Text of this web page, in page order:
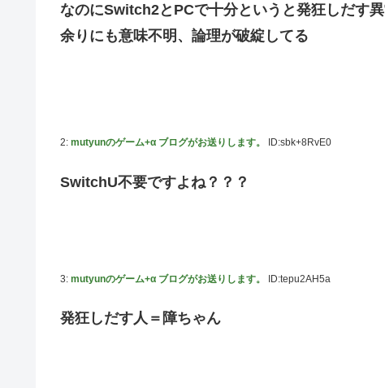
義務あり
内閣広報官「高市総理が避難所を３分しか視察しなかった
韓国人「本日チームをサヨナラ負けさせたイ・ジョンフの守
【のぎおび】乃木坂のマイナスイオン鈴木佑捺ちゃん 盛り
なのにSwitch2とPCで十分というと発狂しだす
余りにも意味不明、論理が破綻してる
2: mutyunのゲーム+α ブログがお送りします。 ID:sbk+8RvE0
SwitchU不要ですよね？？？
3: mutyunのゲーム+α ブログがお送りします。 ID:tepu2AH5a
発狂しだす人＝障ちゃん